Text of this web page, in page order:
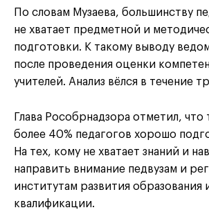
По словам Музаева, большинству
не хватает предметной и
подготовки. К такому выводу
после проведения оценки
учителей. Анализ вёлся в течение
Глава Рособрнадзора отметил, что
более 40% педагогов хорошо
На тех, кому не хватает знаний и
направить внимание педвузам и
институтам развития образования
квалификации.